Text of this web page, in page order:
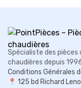
Spécialiste des
chaudières depuis
Conditions Générales
📍 125 bd Richard